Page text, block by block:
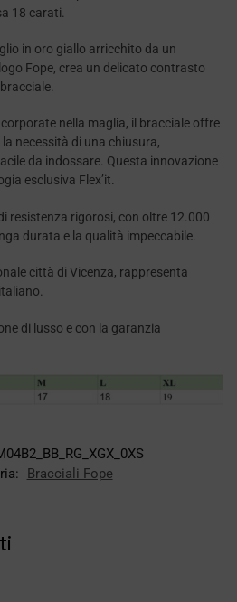
18 carati.
in oro giallo arricchito da un
Fope, crea un delicato contrasto
nella maglia, il bracciale offre
necessità di una chiusura,
da indossare. Questa innovazione
esclusiva Flex’it.
resistenza rigorosi, con oltre 12.000
durata e la qualità impeccabile.
città di Vicenza, rappresenta
di lusso e con la garanzia
Bracciali Fope